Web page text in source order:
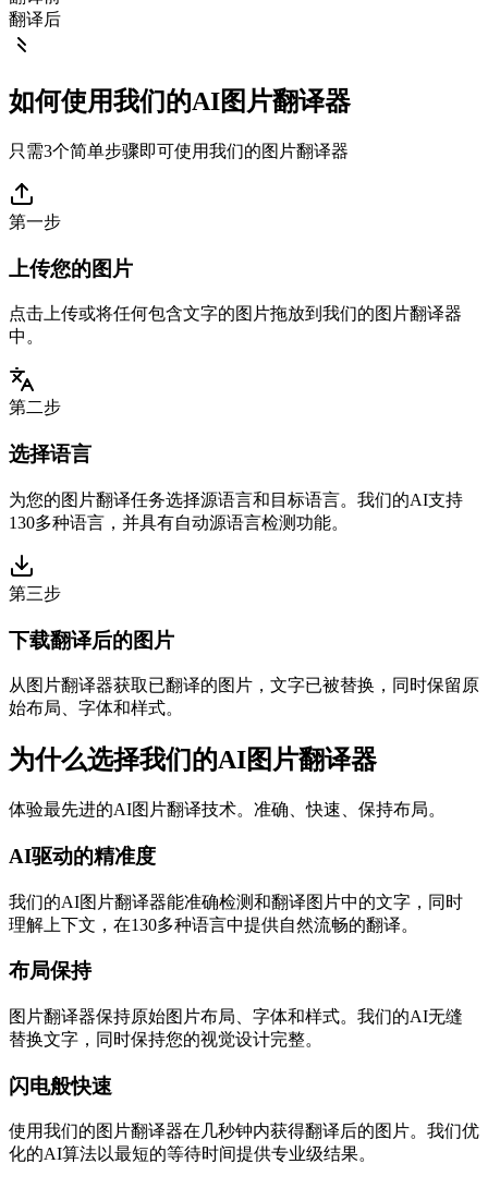
翻译后
如何使用我们的AI图片翻译器
只需3个简单步骤即可使用我们的图片翻译器
第一步
上传您的图片
点击上传或将任何包含文字的图片拖放到我们的图片翻译器
中。
第二步
选择语言
为您的图片翻译任务选择源语言和目标语言。我们的AI支持
130多种语言，并具有自动源语言检测功能。
第三步
下载翻译后的图片
从图片翻译器获取已翻译的图片，文字已被替换，同时保留原
始布局、字体和样式。
为什么选择我们的AI图片翻译器
体验最先进的AI图片翻译技术。准确、快速、保持布局。
AI驱动的精准度
我们的AI图片翻译器能准确检测和翻译图片中的文字，同时
理解上下文，在130多种语言中提供自然流畅的翻译。
布局保持
图片翻译器保持原始图片布局、字体和样式。我们的AI无缝
替换文字，同时保持您的视觉设计完整。
闪电般快速
使用我们的图片翻译器在几秒钟内获得翻译后的图片。我们优
化的AI算法以最短的等待时间提供专业级结果。